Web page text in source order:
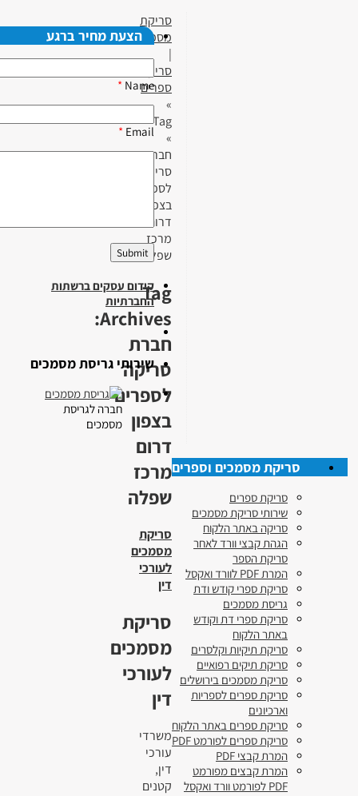
סריקת
מסמכים
|
סריקת
ספרים
»
Tag
»
חברת
סריקה
לספרים
בצפון
דרום
מרכז
שפלה
Tag
Archives:
חברת
סריקה
לספרים
בצפון
דרום
מרכז
שפלה
סריקת
מסמכים
לעורכי
דין
סריקת
מסמכים
לעורכי
דין
משרדי
עורכי
דין,
קטנים
הצעת מחיר ברגע
Name
*
Email
*
קידום עסקים ברשתות
החברתיות
שירותי גריסת מסמכים
חברה לגריסת
מסמכים
סריקת מסמכים וספרים
סריקת ספרים
שירותי סריקת מסמכים
סריקה באתר הלקוח
הגהת קבצי וורד לאחר
סריקת הספר
המרת PDF לוורד ואקסל
סריקת ספרי קודש ודת
גריסת מסמכים
סריקת ספרי דת וקודש
באתר הלקוח
סריקת תיקיות וקלסרים
סריקת תיקים רפואיים
סריקת מסמכים בירושלים
סריקת ספרים לספריות
וארכיונים
סריקת ספרים באתר הלקוח
סריקת ספרים לפורמט PDF
המרת קבצי PDF
המרת קבצים מפורמט
PDF לפורמט וורד ואקסל